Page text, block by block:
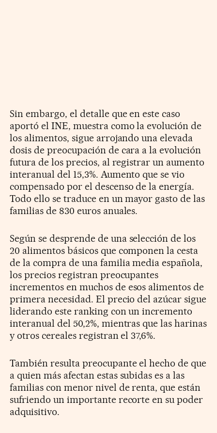
Sin embargo, el detalle que en este caso
aportó el INE, muestra como la evolución de
los alimentos, sigue arrojando una elevada
dosis de preocupación de cara a la evolución
futura de los precios, al registrar un aumento
interanual del 15,3%. Aumento que se vio
compensado por el descenso de la energía.
Todo ello se traduce en un mayor gasto de las
familias de 830 euros anuales.
Según se desprende de una selección de los
20 alimentos básicos que componen la cesta
de la compra de una familia media española,
los precios registran preocupantes
incrementos en muchos de esos alimentos de
primera necesidad. El precio del azúcar sigue
liderando este ranking con un incremento
interanual del 50,2%, mientras que las harinas
y otros cereales registran el 37,6%.
También resulta preocupante el hecho de que
a quien más afectan estas subidas es a las
familias con menor nivel de renta, que están
sufriendo un importante recorte en su poder
adquisitivo.